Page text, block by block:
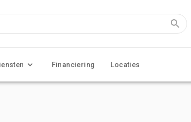
Financiering Locaties